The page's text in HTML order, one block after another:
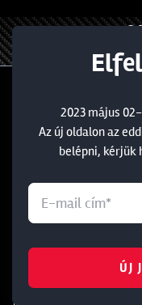
Rólunk
Ajándékkártya
Üzleteink
2023 május
Az új oldalon az
belépni, kérjük
ÚJ